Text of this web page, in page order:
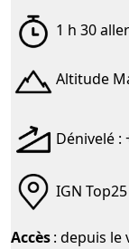
1 h 30 aller
Altitude
Dénivelé :
IGN
Accès: depuis le